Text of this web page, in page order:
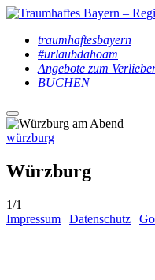
traumhaftesbayern
#urlaubdahoam
Angebote zum
BUCHEN
Hauptmenü
würzburg
Würzburg
1/1
Impressum | Datenschutz |